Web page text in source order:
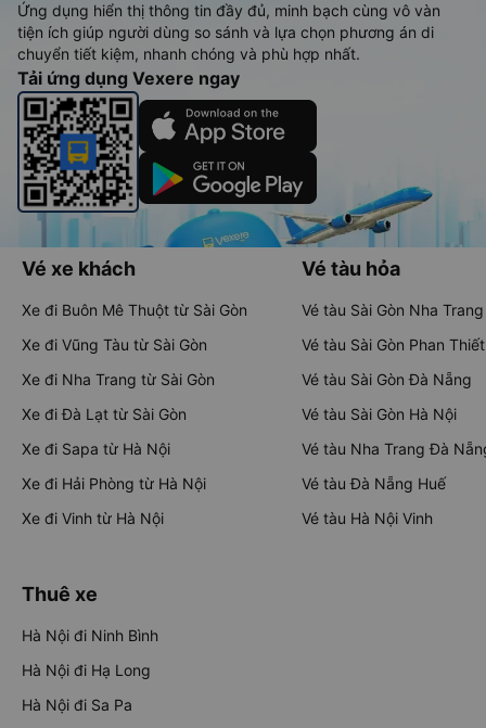
Ứng dụng hiển thị thông tin đầy đủ, minh bạch cùng vô vàn
tiện ích giúp người dùng so sánh và lựa chọn phương án di
chuyển tiết kiệm, nhanh chóng và phù hợp nhất.
Tải ứng dụng Vexere ngay
Vé xe khách
Xe đi Buôn Mê Thuột từ Sài Gòn
Xe đi Vũng Tàu từ Sài Gòn
Xe đi Nha Trang từ Sài Gòn
Xe đi Đà Lạt từ Sài Gòn
Xe đi Sapa từ Hà Nội
Xe đi Hải Phòng từ Hà Nội
Xe đi Vinh từ Hà Nội
Vé tàu hỏa
Vé tàu Sài Gòn Nha Trang
Vé tàu Sài Gòn Phan Thiết
Vé tàu Sài Gòn Đà Nẵng
Vé tàu Sài Gòn Hà Nội
Vé tàu Nha Trang Đà
Vé tàu Đà Nẵng Huế
Vé tàu Hà Nội Vinh
Thuê xe
Hà Nội đi Ninh Bình
Hà Nội đi Hạ Long
Hà Nội đi Sa Pa